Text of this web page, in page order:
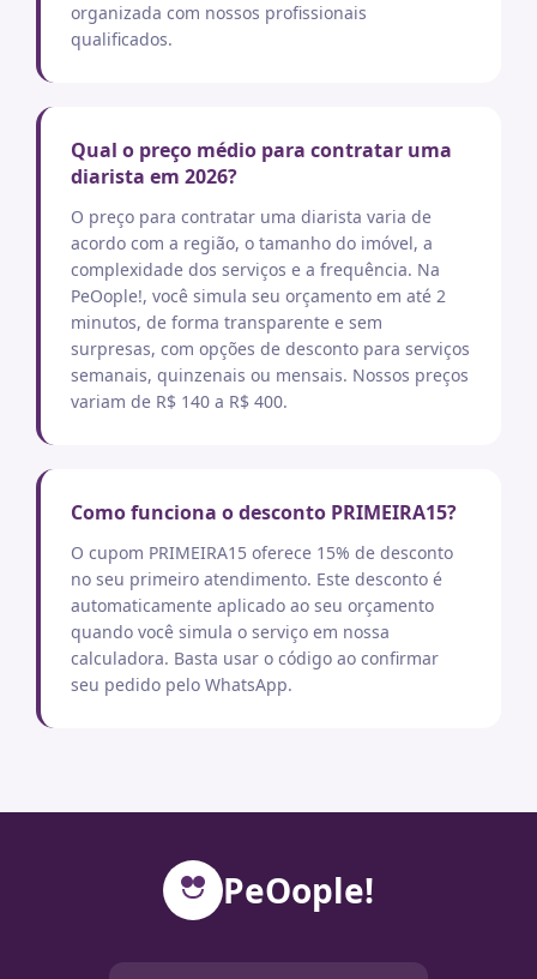
organizada com nossos profissionais
qualificados.
Qual o preço médio para contratar uma
diarista em 2026?
O preço para contratar uma diarista varia de
acordo com a região, o tamanho do imóvel, a
complexidade dos serviços e a frequência. Na
PeOople!, você simula seu orçamento em até 2
minutos, de forma transparente e sem
surpresas, com opções de desconto para serviços
semanais, quinzenais ou mensais. Nossos preços
variam de R$ 140 a R$ 400.
Como funciona o desconto PRIMEIRA15?
O cupom PRIMEIRA15 oferece 15% de desconto
no seu primeiro atendimento. Este desconto é
automaticamente aplicado ao seu orçamento
quando você simula o serviço em nossa
calculadora. Basta usar o código ao confirmar
seu pedido pelo WhatsApp.
PeOople!